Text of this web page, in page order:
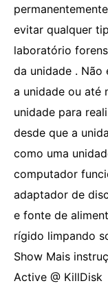
evitar qualquer
laboratório
da unidade . Não
a unidade ou até
unidade para
desde que a
como uma
computador
adaptador de
e fonte de
rígido limpando
Show Mais
Active @ KillDisk